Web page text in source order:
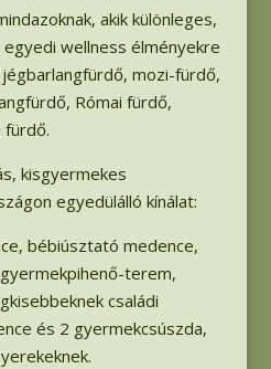
akik különleges,
wellness élményekre
mozi-fürdő,
Római fürdő,
fürdő.
kisgyermekes
egyedülálló kínálat:
bébiúsztató medence,
terem,
családi
és 2 gyermekcsúszda,